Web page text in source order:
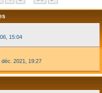
15:04
déc. 2021, 19:27